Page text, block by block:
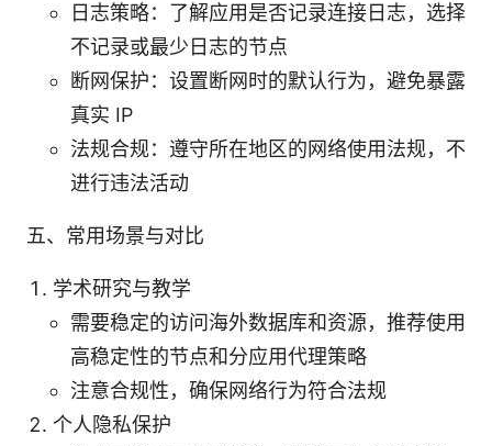
日志策略：了解应用是否记录连接日志，选择
不记录或最少日志的节点
断网保护：设置断网时的默认行为，避免暴露
真实 IP
法规合规：遵守所在地区的网络使用法规，不
进行违法活动
五、常用场景与对比
学术研究与教学
需要稳定的访问海外数据库和资源，推荐使用
高稳定性的节点和分应用代理策略
注意合规性，确保网络行为符合法规
个人隐私保护